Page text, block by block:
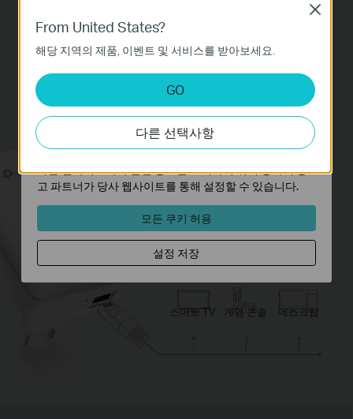
선 랜카드처럼 사용할 수 있습니다.
레이어, 게임 콘솔, 디지털 레코더나 IPTV 등의 유
선 장치들과 연결해보세요. 유선으로 연결한 상태
에서도 변함 없이 장치의 확장된 무선 네트워크를
동시에 사용할 수 있습니다.
노트북 태블릿 스마트폰
스마트 TV 게임 콘솔 데스크탑
300
From United States?
해당 지역의 제품, 이벤트 및 서비스를 받아보세요.
GO
다른 선택사항
Close
이 쿠키는 웹사이트가 작동하는 데 필요하며 사용자의 시
스템에서 비활성화할 수 없습니다.
분석 및 마케팅 쿠키
분석 쿠키는 웹사이트의 기능을 개선하고 조정하기 위해
웹사이트에서의 사용자 활동을 분석하는 데 사용하는 쿠키
입니다.
마케팅 쿠키는 귀하의 관심사에 대한 프로필을 생성하고
다른 웹사이트에서 관련 광고를 표시하기 위해 당사의 광
고 파트너가 당사 웹사이트를 통해 설정할 수 있습니다.
모든 쿠키 허용
설정 저장